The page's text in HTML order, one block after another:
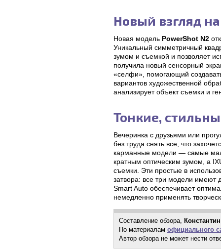
Новый взгляд
Новая модель PowerShot N2
Уникальный симметричный
зумом и съемкой и позволяет
получила новый сенсорный
«селфи», помогающий
вариантов художественной
анализирует объект съемки и
Тонкие,
Вечеринка с друзьями или
без труда снять все, что
карманные модели — самые
кратным оптическим зумом, а
съемки. Эти простые в
затвора: все три модели
Smart Auto обеспечивает
немедленно применять
Составление обзора,
По материалам официального
Автор обзора не может нести